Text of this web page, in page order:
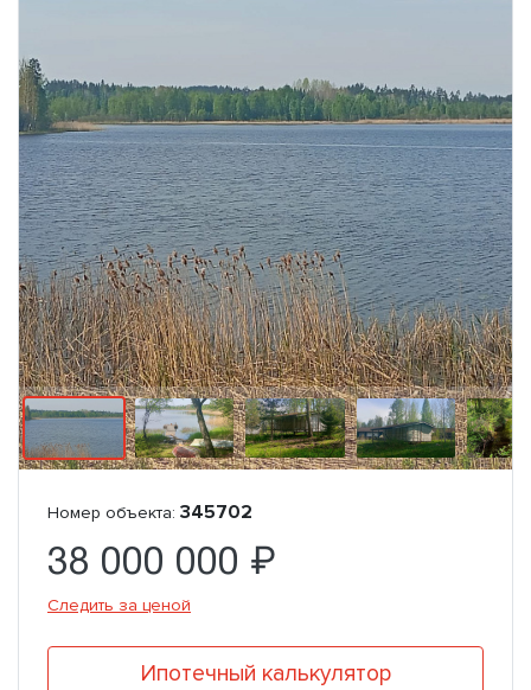
Номер объекта: 345702
38 000 000 ₽
Следить за ценой
Ипотечный калькулятор